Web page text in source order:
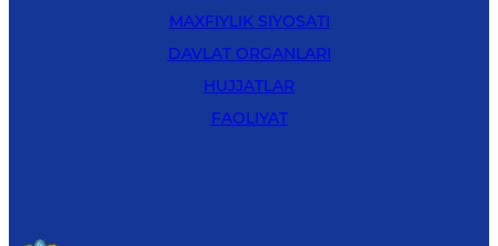
MAXFIYLIK SIYOSATI
DAVLAT ORGANLARI
HUJJATLAR
FAOLIYAT